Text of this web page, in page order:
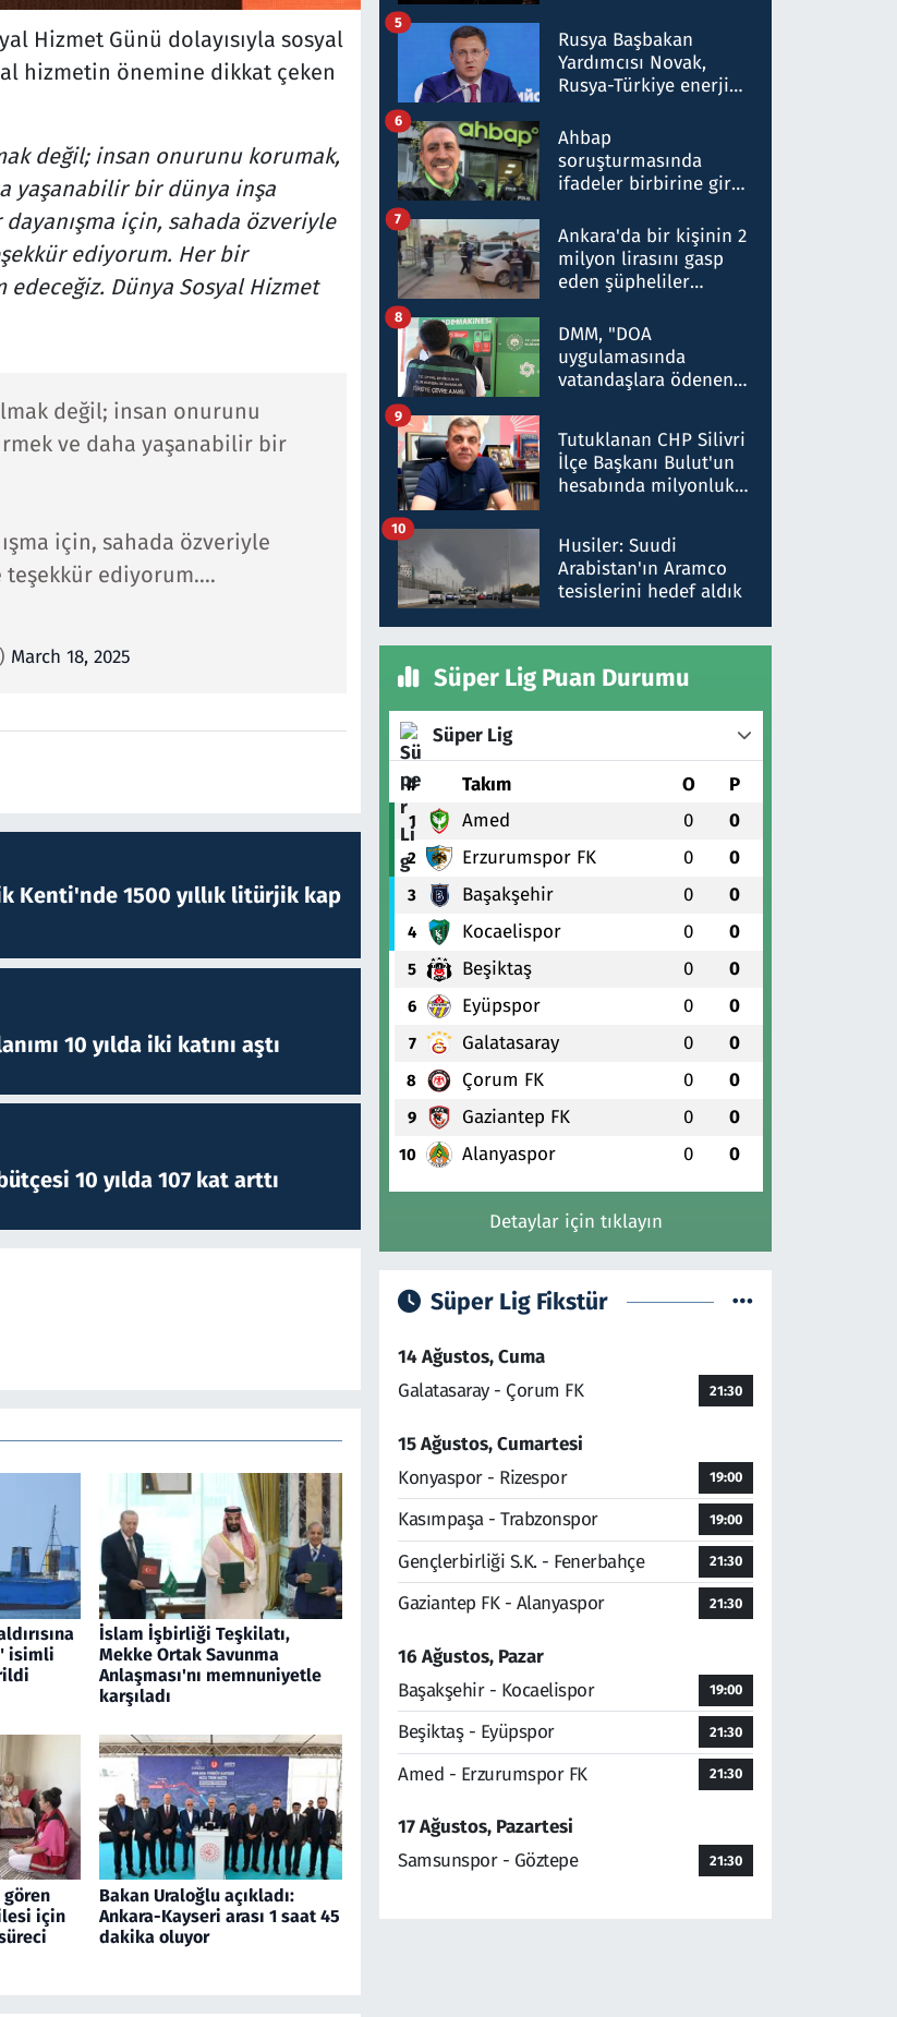
Hizmet Günü dolayısıyla sosyal
hizmetin önemine dikkat çeken
değil; insan onurunu korumak,
yaşanabilir bir dünya inşa
için, sahada özveriyle
ediyorum. Her bir
edeceğiz. Dünya Sosyal Hizmet
değil; insan onurunu
ve daha yaşanabilir bir
için, sahada özveriyle
teşekkür ediyorum.…
March 18, 2025
Kenti'nde 1500 yıllık litürjik kap
10 yılda iki katını aştı
10 yılda 107 kat arttı
isimli
İslam İşbirliği Teşkilatı,
Mekke Ortak Savunma
Anlaşması'nı memnuniyetle
karşıladı
için
Bakan Uraloğlu açıkladı:
Ankara-Kayseri arası 1 saat 45
dakika oluyor
Rusya Başbakan
Yardımcısı Novak,
Rusya-Türkiye enerji
nitelikte olduğunu
belirtti
5
Ahbap
soruşturmasında
ifadeler birbirine girdi:
ifadelerinden ortaya
çıkan tablo şok etti
6
Ankara'da bir kişinin 2
milyon lirasını gasp
eden şüpheliler
7
DMM, "DOA
uygulamasında
vatandaşlara ödenen
düşürüldüğü" iddiasını
yalanladı
8
Tutuklanan CHP Silivri
İlçe Başkanı Bulut'un
hesabında milyonluk
talimat verdi, ben
gönderdim
9
Husiler: Suudi
Arabistan'ın Aramco
tesislerini hedef aldık
10
Süper Lig Puan Durumu
Süper Lig
# Takım O P
1 Amed 0 0
2 Erzurumspor FK 0 0
3 Başakşehir 0 0
4 Kocaelispor 0 0
5 Beşiktaş 0 0
6 Eyüpspor 0 0
7 Galatasaray 0 0
8 Çorum FK 0 0
9 Gaziantep FK 0 0
10 Alanyaspor 0 0
Detaylar için tıklayın
Süper Lig Fikstür
14 Ağustos, Cuma
Galatasaray - Çorum FK
21:30
15 Ağustos, Cumartesi
Konyaspor - Rizespor
19:00
Kasımpaşa - Trabzonspor 19:00
Gençlerbirliği S.K. - Fenerbahçe 21:30
Gaziantep FK - Alanyaspor 21:30
16 Ağustos, Pazar
Başakşehir - Kocaelispor
19:00
Beşiktaş - Eyüpspor 21:30
Amed - Erzurumspor FK 21:30
17 Ağustos, Pazartesi
Samsunspor - Göztepe
21:30